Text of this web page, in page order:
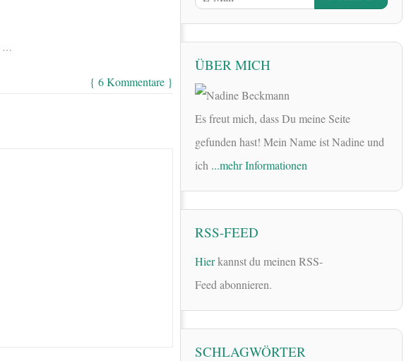
…
{ 6 Kommentare }
ÜBER MICH
Es freut mich, dass Du meine Seite
gefunden hast! Mein Name ist Nadine und
ich ...mehr Informationen
RSS-FEED
Hierkannst du meinen RSS-
Feed abonnieren.
SCHLAGWÖRTER